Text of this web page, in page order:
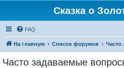
Сказка о
FAQ
На главную Список форумов Часто
Часто задаваемые